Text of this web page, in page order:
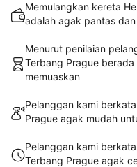
Memulangkan kereta
adalah agak pantas
Menurut penilaian
Terbang Prague
memuaskan
Pelanggan kami
Prague agak mudah
Pelanggan kami
Terbang Prague agak